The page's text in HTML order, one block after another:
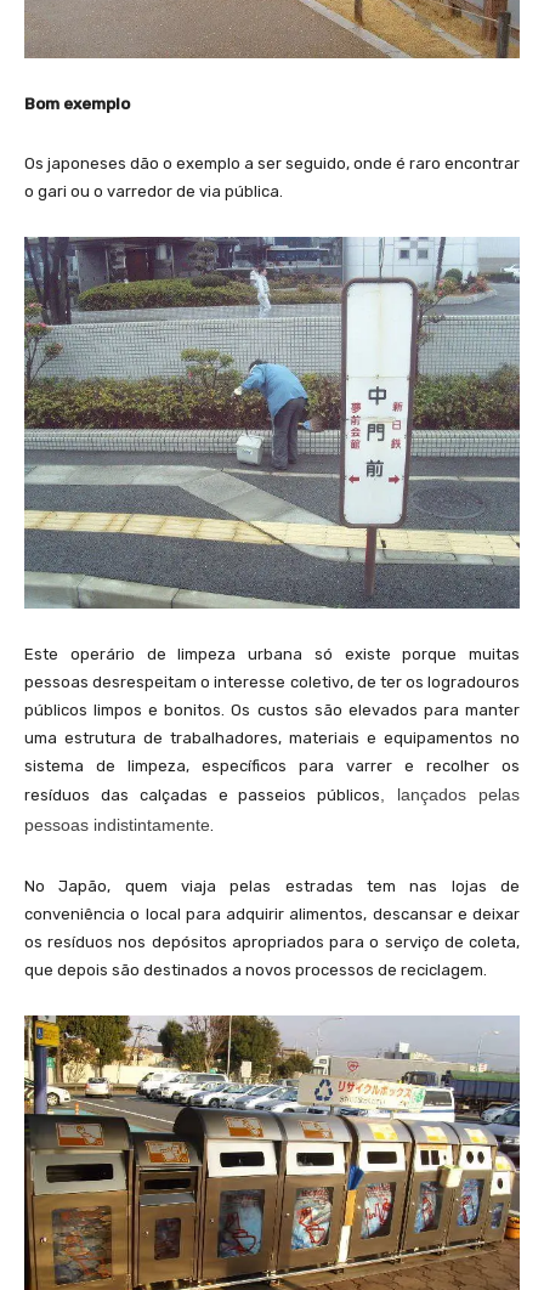
Bom exemplo
Os japoneses dão o exemplo a ser seguido, onde é raro encontrar
o gari ou o varredor de via pública.
Este operário de limpeza urbana só existe porque muitas
pessoas desrespeitam o interesse coletivo, de ter os logradouros
públicos limpos e bonitos. Os custos são elevados para manter
uma estrutura de trabalhadores, materiais e equipamentos no
sistema de limpeza, específicos para varrer e recolher os
resíduos das calçadas e passeios públicos
, lançados pelas
pessoas indistintamente
No Japão, quem viaja pelas estradas tem nas lojas de
conveniência o local para adquirir alimentos, descansar e deixar
os resíduos nos depósitos apropriados para o serviço de coleta,
que depois são destinados a novos processos de reciclagem.